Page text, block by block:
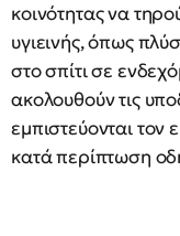
κοινότητας να
υγιεινής, όπως
στο σπίτι σε
ακολουθούν τις
εμπιστεύονται τον
κατά περίπτωση